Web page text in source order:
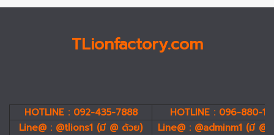
TLionfactory.com
HOTLINE : 092-435-7888
HOTLINE : 096-880-
Line@ : @tlions1 (มี @ ด้วย)
Line@ : @adminm1 (มี